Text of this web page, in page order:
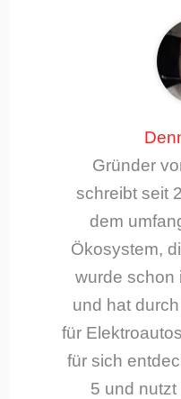
Gründer
schreibt seit
dem
Ökosystem,
wurde schon
und hat
für
für sich
5 und